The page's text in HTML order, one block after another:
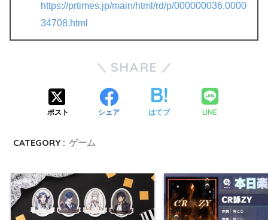
https://prtimes.jp/main/html/rd/p/000000036.0000
34708.html
SHARE
ポスト シェア はてブ LINE
CATEGORY : ゲーム